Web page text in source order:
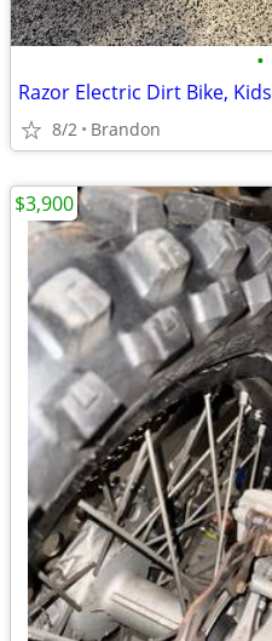
•
Razor Electric Dirt Bike, Kids
8/2 Brandon
$3,900